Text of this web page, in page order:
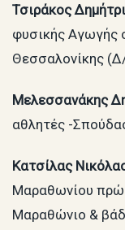
Τσιράκος
φυσικής Αγωγής
Θεσσαλονίκης
Μελεσσανάκης
αθλητές -
Κατσίλας
Μαραθωνίου
Μαραθώνιο &